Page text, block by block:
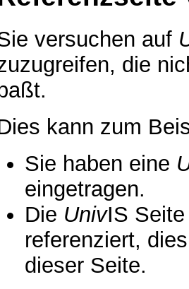
versuchen auf
die
kann zum
Sie haben eine
eingetragen.
Die UnivIS
referenziert,
dieser Seite.